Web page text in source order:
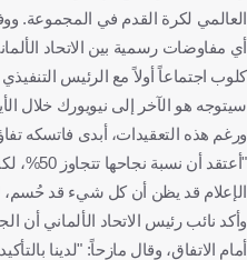
العالمي لكرة القدم في المجموعة.
أي مفاوضات رسمية بين الاتحاد
كلوب اجتماعاً أولاً مع الرئيس
سيتوجه هو الآخر إلى نيويورك خلال
ورغم هذه التعقيدات، أبدى فاتسكه
الإعلام قد يظن أن كل شيء قد حُسم،
وأكد نائب رئيس الاتحاد الألماني أن
أمام الاتفاق، وقال مازحاً: "لدينا